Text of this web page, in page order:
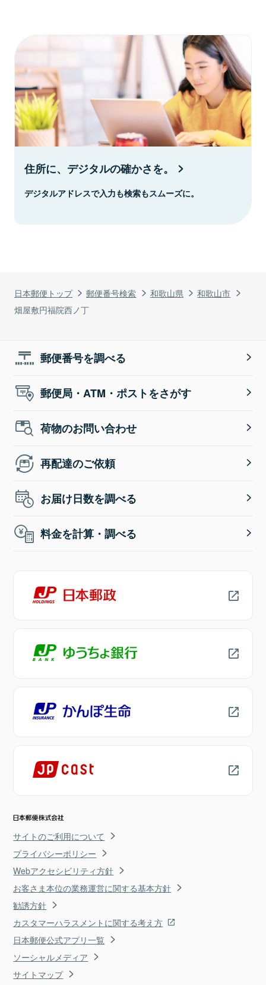
日本郵便トップ 郵便番号検索 和歌山県
和歌山市
畑屋敷円福院西ノ丁
住所に、デジタルの確かさを。
デジタルアドレスで入力も検索もスムーズに。
郵便番号を調べる
郵便局・ATM・ポストをさがす
荷物のお問い合わせ
再配達のご依頼
お届け日数を調べる
料金を計算・調べる
サイトのご利用について
プライバシーポリシー
Webアクセシビリティ方針
お客さま本位の業務運営に関する基本方針
勧誘方針
カスタマーハラスメントに関する考え方
日本郵便公式アプリ一覧
ソーシャルメディア
サイトマップ